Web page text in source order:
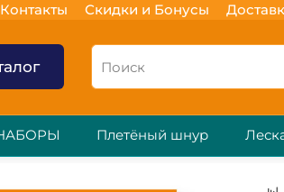
Контакты Скидки и Бонусы
Плетёный шнур